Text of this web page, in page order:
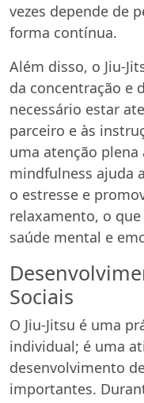
vezes depende de
forma contínua.
Além disso, o Jiu-
da concentração e
necessário estar
parceiro e às
uma atenção plena
mindfulness ajuda
o estresse e
relaxamento, o
saúde mental e
Sociais
O Jiu-Jitsu é uma
individual; é uma
desenvolvimento
importantes.